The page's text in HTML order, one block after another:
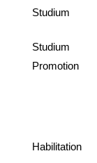
Studium
Studium
Promotion
Habilitation